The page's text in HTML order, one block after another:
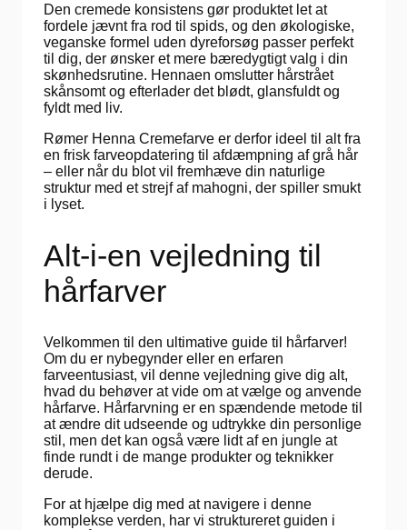
Den cremede konsistens gør produktet let at
fordele jævnt fra rod til spids, og den økologiske,
veganske formel uden dyreforsøg passer perfekt
til dig, der ønsker et mere bæredygtigt valg i din
skønhedsrutine. Hennaen omslutter hårstrået
skånsomt og efterlader det blødt, glansfuldt og
fyldt med liv.
Rømer Henna Cremefarve er derfor ideel til alt fra
en frisk farveopdatering til afdæmpning af grå hår
– eller når du blot vil fremhæve din naturlige
struktur med et strejf af mahogni, der spiller smukt
i lyset.
Alt-i-en vejledning til
hårfarver
Velkommen til den ultimative guide til hårfarver!
Om du er nybegynder eller en erfaren
farveentusiast, vil denne vejledning give dig alt,
hvad du behøver at vide om at vælge og anvende
hårfarve. Hårfarvning er en spændende metode til
at ændre dit udseende og udtrykke din personlige
stil, men det kan også være lidt af en jungle at
finde rundt i de mange produkter og teknikker
derude.
For at hjælpe dig med at navigere i denne
komplekse verden, har vi struktureret guiden i